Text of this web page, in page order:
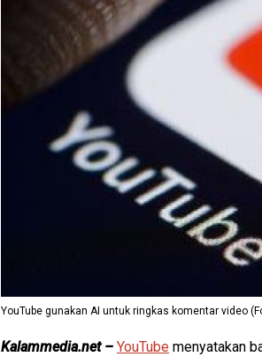
YouTube gunakan AI untuk ringkas komentar video
Kalammedia.net – YouTube menyatakan